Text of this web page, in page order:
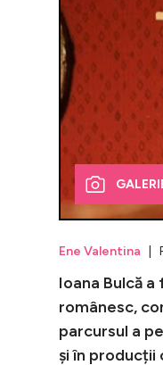
Ene Valentina |
Ioana Bulcă
românesc,
parcursul a
și în